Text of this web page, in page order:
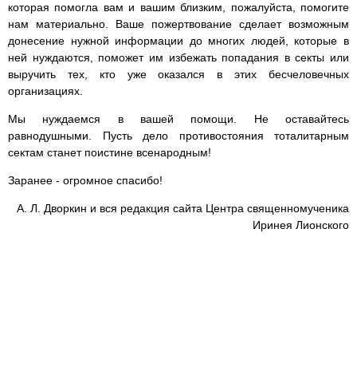
которая помогла вам и вашим близким, пожалуйста, помогите
нам материально. Ваше пожертвование сделает возможным
донесение нужной информации до многих людей, которые в
ней нуждаются, поможет им избежать попадания в секты или
выручить тех, кто уже оказался в этих бесчеловечных
организациях.
Мы нуждаемся в вашей помощи. Не оставайтесь
равнодушными. Пусть дело противостояния тоталитарным
сектам станет поистине всенародным!
Заранее - огромное спасибо!
А. Л. Дворкин и вся редакция сайта Центра священномученика
Иринея Лионского